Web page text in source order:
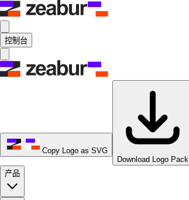
控制台
Copy Logo as SVG
Download Logo Pack
产品